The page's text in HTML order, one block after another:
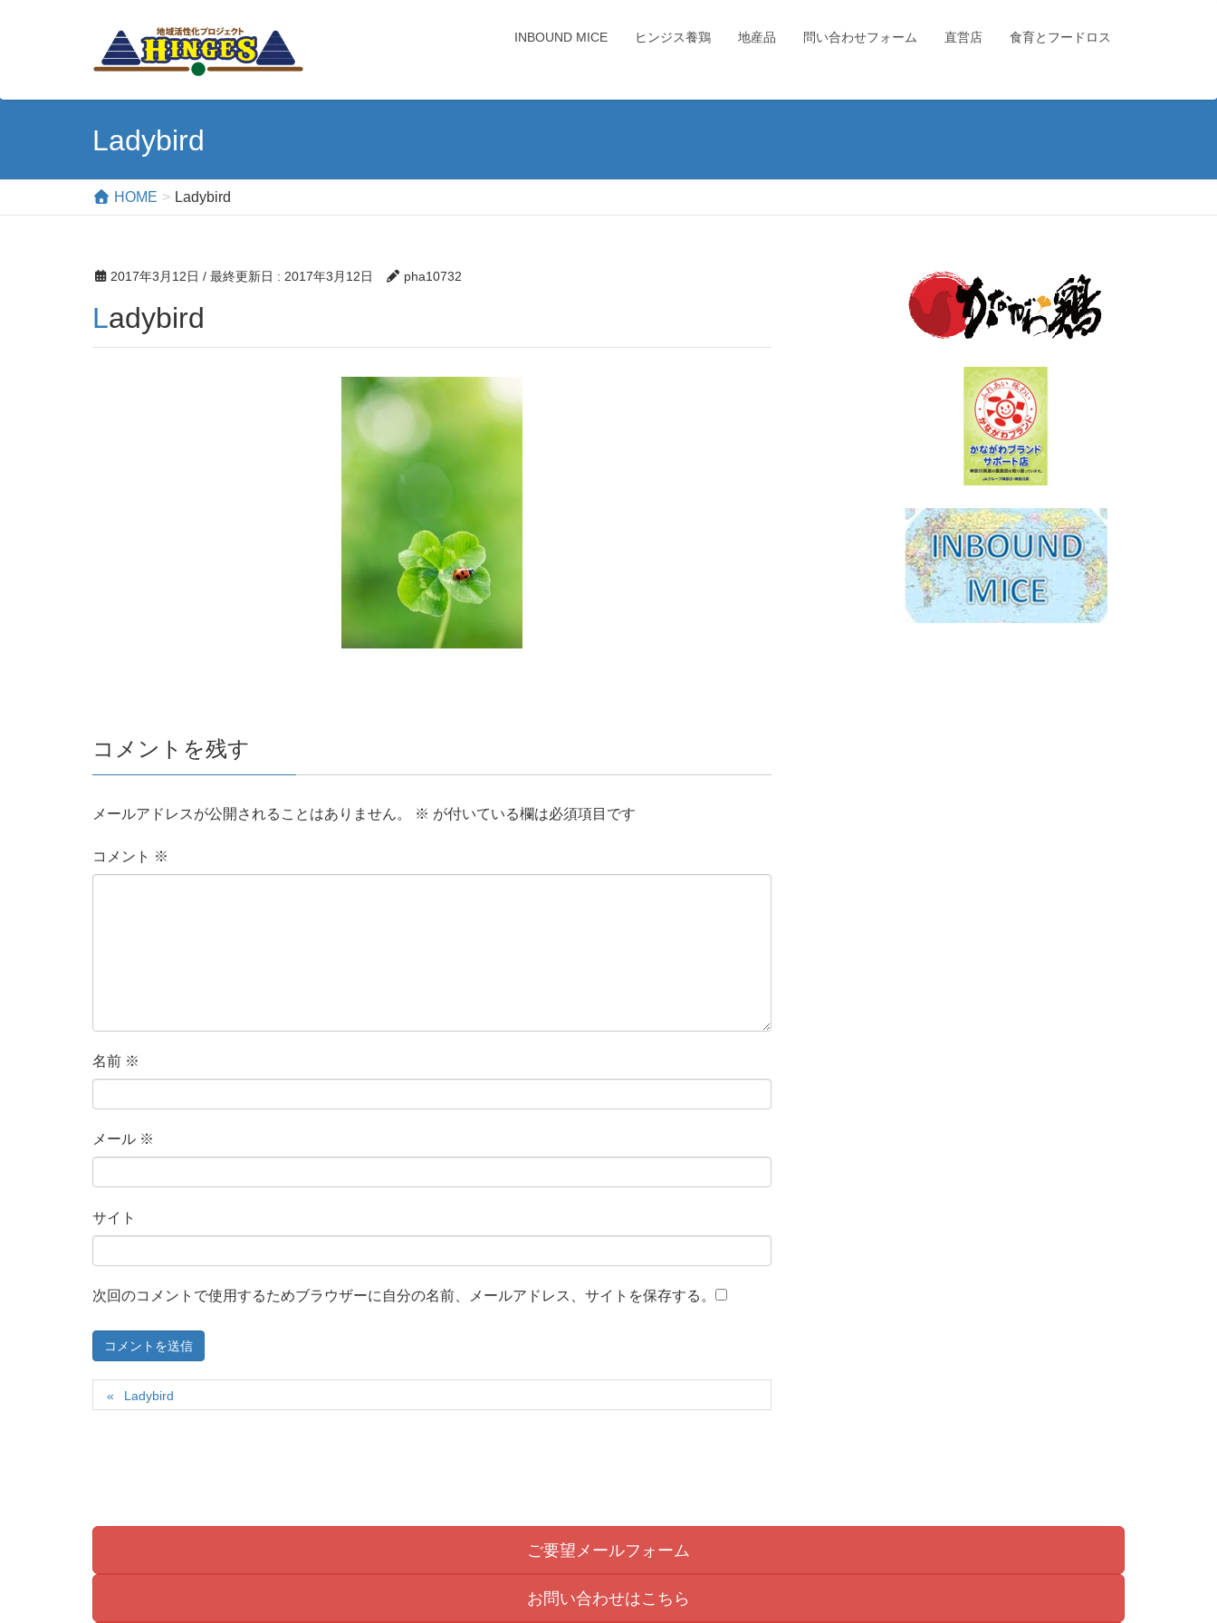
INBOUND MICE ヒンジス養鶏 地産品 問い合わせフォーム 直営店 食育とフードロス
Ladybird
HOME Ladybird
2017年3月12日 / 最終更新日 : 2017年3月12日 pha10732
Ladybird
コメントを残す
メールアドレスが公開されることはありません。 ※ が付いている欄は必須項目です
コメント ※
名前 ※
メール ※
サイト
次回のコメントで使用するためブラウザーに自分の名前、メールアドレス、サイトを保存する。
Ladybird
ご要望メールフォーム
お問い合わせはこちら